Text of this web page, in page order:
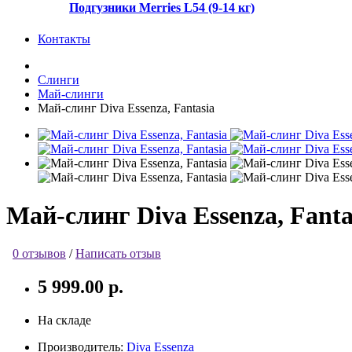
Подгузники Merries L54 (9-14 кг)
Контакты
Слинги
Май-слинги
Май-слинг Diva Essenza, Fantasia
Май-слинг Diva Essenza,
0 отзывов /Написать отзыв
5 999.00 р.
На складе
Производитель: Diva Essenza